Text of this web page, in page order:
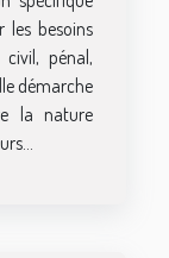
les besoins
pénal,
démarche
la nature